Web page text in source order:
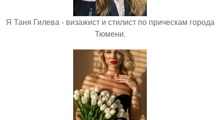
Я Таня Гилева - визажист и стилист по прическам города
Тюмени.